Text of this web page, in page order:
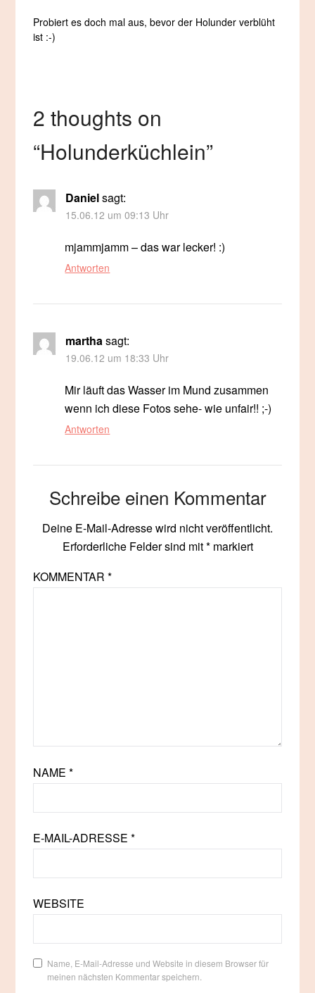
Probiert es doch mal aus, bevor der Holunder verblüht
ist :-)
2 thoughts on
“Holunderküchlein”
Danielsagt:
15.06.12 um 09:13 Uhr
mjammjamm – das war lecker! :)
Antworten
marthasagt:
19.06.12 um 18:33 Uhr
Mir läuft das Wasser im Mund zusammen
wenn ich diese Fotos sehe- wie unfair!! ;-)
Antworten
Schreibe einen Kommentar
Deine E-Mail-Adresse wird nicht veröffentlicht.
Erforderliche Felder sind mit*markiert
KOMMENTAR*
NAME*
E-MAIL-ADRESSE*
WEBSITE
Name, E-Mail-Adresse und Website in diesem Browser für
meinen nächsten Kommentar speichern.